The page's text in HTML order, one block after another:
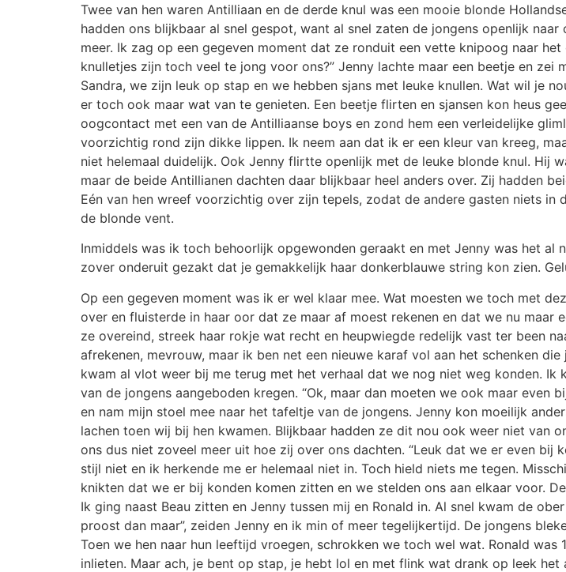
Twee van hen waren Antilliaan en de derde knul was een mooie blonde
hadden ons blijkbaar al snel gespot, want al snel zaten de jongens openlijk
meer. Ik zag op een gegeven moment dat ze ronduit een vette knipoog naar
knulletjes zijn toch veel te jong voor ons?” Jenny lachte maar een beetje en
Sandra, we zijn leuk op stap en we hebben sjans met leuke knullen. Wat wil je
er toch ook maar wat van te genieten. Een beetje flirten en sjansen kon heus
oogcontact met een van de Antilliaanse boys en zond hem een verleidelijke
voorzichtig rond zijn dikke lippen. Ik neem aan dat ik er een kleur van kreeg,
niet helemaal duidelijk. Ook Jenny flirtte openlijk met de leuke blonde knul. Hij
maar de beide Antillianen dachten daar blijkbaar heel anders over. Zij hadden
Eén van hen wreef voorzichtig over zijn tepels, zodat de andere gasten niets
de blonde vent.
Inmiddels was ik toch behoorlijk opgewonden geraakt en met Jenny was het
zover onderuit gezakt dat je gemakkelijk haar donkerblauwe string kon zien.
Op een gegeven moment was ik er wel klaar mee. Wat moesten we toch met
over en fluisterde in haar oor dat ze maar af moest rekenen en dat we nu maar
ze overeind, streek haar rokje wat recht en heupwiegde redelijk vast ter been
afrekenen, mevrouw, maar ik ben net een nieuwe karaf vol aan het schenken
kwam al vlot weer bij me terug met het verhaal dat we nog niet weg konden.
van de jongens aangeboden kregen. “Ok, maar dan moeten we ook maar
en nam mijn stoel mee naar het tafeltje van de jongens. Jenny kon moeilijk
lachen toen wij bij hen kwamen. Blijkbaar hadden ze dit nou ook weer niet van
ons dus niet zoveel meer uit hoe zij over ons dachten. “Leuk dat we er even
stijl niet en ik herkende me er helemaal niet in. Toch hield niets me tegen.
knikten dat we er bij konden komen zitten en we stelden ons aan elkaar voor.
Ik ging naast Beau zitten en Jenny tussen mij en Ronald in. Al snel kwam de
proost dan maar”, zeiden Jenny en ik min of meer tegelijkertijd. De jongens
Toen we hen naar hun leeftijd vroegen, schrokken we toch wel wat. Ronald
inlieten. Maar ach, je bent op stap, je hebt lol en met flink wat drank op leek